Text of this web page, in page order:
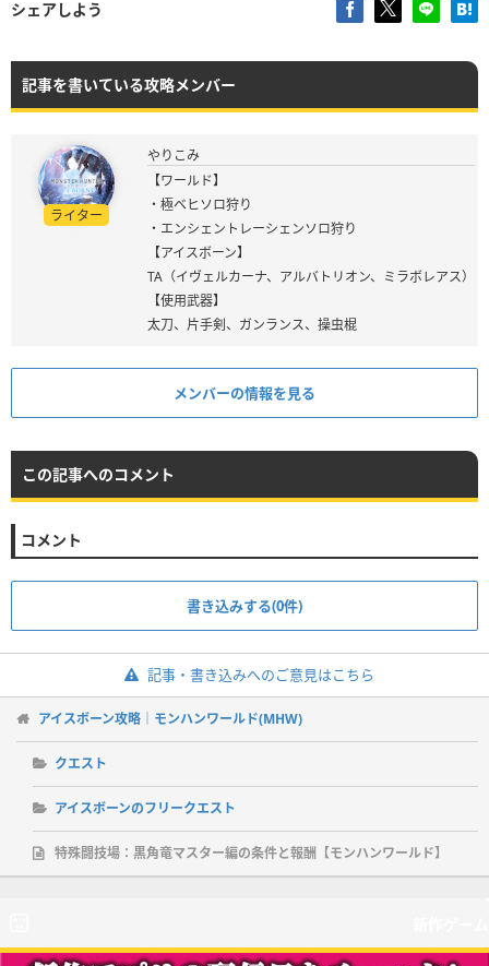
シェアしよう
記事を書いている攻略メンバー
ライター
やりこみ
【ワールド】
・極ベヒソロ狩り
・エンシェントレーシェンソロ狩り
【アイスボーン】
TA（イヴェルカーナ、アルバトリオン、ミラボレアス）
【使用武器】
太刀、片手剣、ガンランス、操虫棍
メンバーの情報を見る
この記事へのコメント
コメント
書き込みする(0件)
記事・書き込みへのご意見はこちら
アイスボーン攻略｜モンハンワールド(MHW)
クエスト
アイスボーンのフリークエスト
特殊闘技場：黒角竜マスター編の条件と報酬【モンハンワールド】